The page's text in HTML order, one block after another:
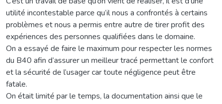
utilité incontestable parce qu’il nous a confrontés à certains
problèmes et nous a permis entre autre de tirer profit des
expériences des personnes qualifiées dans le domaine.
On a essayé de faire le maximum pour respecter les normes
du B40 afin d’assurer un meilleur tracé permettant le confort
et la sécurité de l’usager car toute négligence peut être
fatale.
On était limité par le temps, la documentation ainsi que le